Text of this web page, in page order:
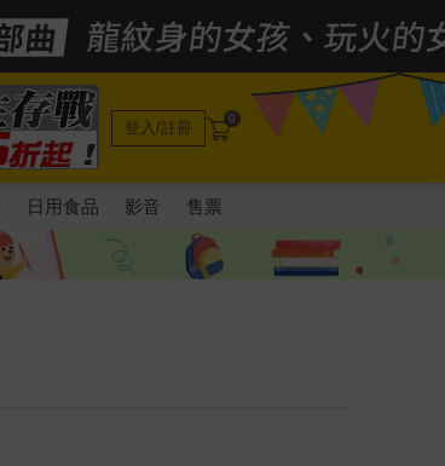
登入/註冊 0
日用食品 影音 售票